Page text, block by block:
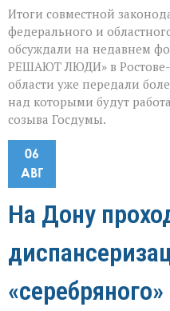
Итоги совместной
федерального и
обсуждали на недавнем
РЕШАЮТ ЛЮДИ» в Ростове-
области уже передали
над которыми будут
созыва Госдумы.
06
АВГ
На Дону